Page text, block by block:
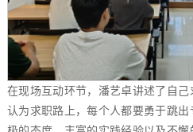
在现场互动环节，潘艺卓讲述了自
认为求职路上，每个人都要勇于跳